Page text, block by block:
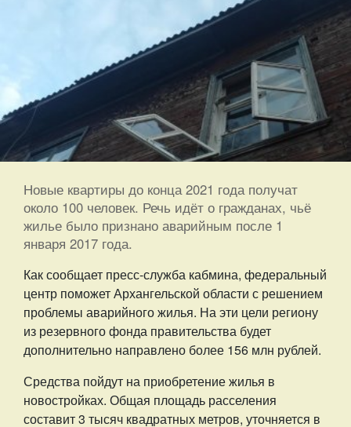
Новые квартиры до конца 2021 года получат
около 100 человек. Речь идёт о гражданах, чьё
жилье было признано аварийным после 1
января 2017 года.
Как сообщает пресс-служба кабмина, федеральный
центр поможет Архангельской области с решением
проблемы аварийного жилья. На эти цели региону
из резервного фонда правительства будет
дополнительно направлено более 156 млн рублей.
Средства пойдут на приобретение жилья в
новостройках. Общая площадь расселения
составит 3 тысяч квадратных метров, уточняется в